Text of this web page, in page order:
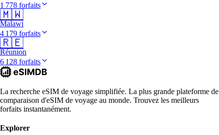
1 778 forfaits
🇲🇼
Malawi
4 179 forfaits
🇷🇪
Réunion
6 128 forfaits
La recherche eSIM de voyage simplifiée. La plus grande plateforme de
comparaison d'eSIM de voyage au monde. Trouvez les meilleurs
forfaits instantanément.
Explorer